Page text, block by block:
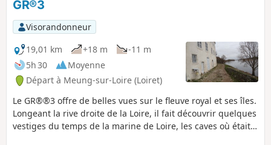
GR®3
Visorandonneur
19,01 km
+18 m
-11 m
5h 30
Moyenne
Départ à Meung-sur-Loire (Loiret)
Le GR®®3 offre de belles vues sur le fleuve royal et ses îles.
Longeant la rive droite de la Loire, il fait découvrir quelques
vestiges du temps de la marine de Loire, les caves où était